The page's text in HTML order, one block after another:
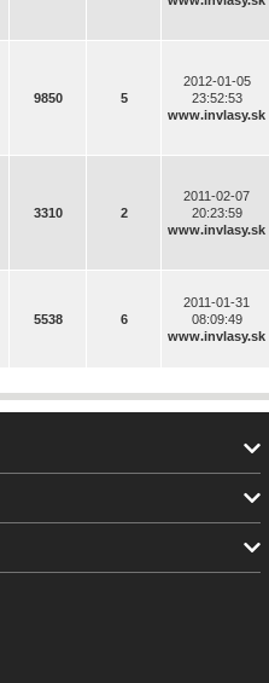
9850 5
2012-01-05
23:52:53
www.invlasy.sk
3310 2
2011-02-07
20:23:59
www.invlasy.sk
5538 6
2011-01-31
08:09:49
www.invlasy.sk